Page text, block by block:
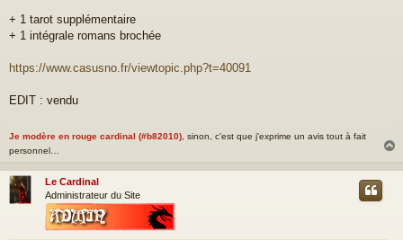
a
g
+ 1 tarot supplémentaire
+ 1 intégrale romans brochée
https://www.casusno.fr/viewtopic.php?t=40091
EDIT : vendu
Je modère en rouge cardinal (#b82010) , sinon, c'est que j'exprime un avis tout à fait
personnel…
u
Le Cardinal
Administrateur du Site